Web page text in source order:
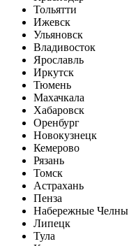
Тольятти
Ижевск
Ульяновск
Владивосток
Ярославль
Иркутск
Тюмень
Махачкала
Хабаровск
Оренбург
Новокузнецк
Кемерово
Рязань
Томск
Астрахань
Пенза
Набережные Челны
Липецк
Тула